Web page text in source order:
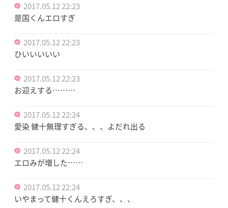
2017.05.12 22:23
是国くんエロすぎ
2017.05.12 22:23
ひいいいいい
2017.05.12 22:23
お迎えする………
2017.05.12 22:24
愛染 健十無理すぎる、、、よだれ出る
2017.05.12 22:24
エロみが増した……
2017.05.12 22:24
いやまって健十くんえろすぎ、、、